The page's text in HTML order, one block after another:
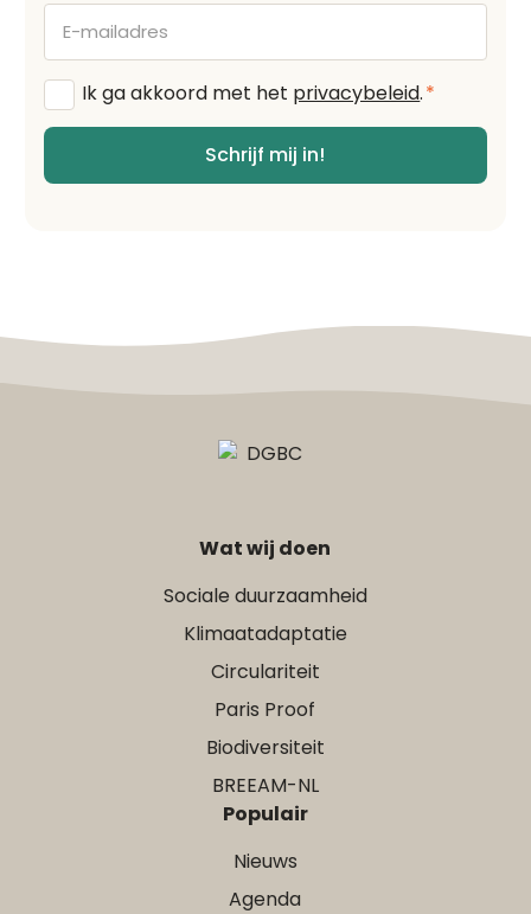
E-
mailadres
Algemene
Ik ga akkoord met het privacybeleid.*
Schrijf mij in!
Wat wij doen
Sociale duurzaamheid
Klimaatadaptatie
Circulariteit
Paris Proof
Biodiversiteit
BREEAM-NL
Populair
Nieuws
Agenda